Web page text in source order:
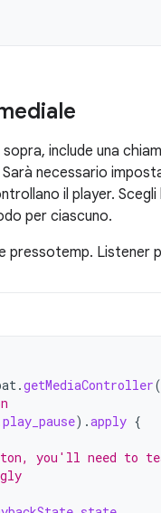
include una
necessario
il player.
per ciascuno.
pressotemp. Listener
.getMediaController(
play_pause).apply {
you'll need to